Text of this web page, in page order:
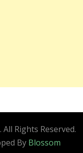
. All Rights Reserved.
By Blossom